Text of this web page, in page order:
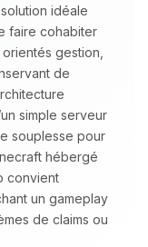
idéale
faire cohabiter
gestion,
de
simple serveur
souplesse pour
hébergé
convient
un gameplay
de claims ou